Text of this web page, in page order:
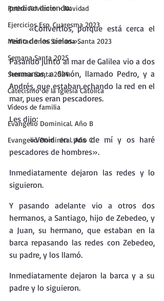
Retiro Adviento - Navidad
Ejercicios Esp. Cuaresma 2023
Meditaciones Semana Santa 2023
Semana Santa 2025
Semana Santa 2024
Catecismo de la Iglesia Católica
Vídeos de familia
Evangelio Dominical. Año B
Evangelio Dominical. Año C
predicar diciendo:
«Convertíos, porque está cerca el
reino de los cielos».
Pasando junto al mar de Galilea vio a dos
hermanos, a Simón, llamado Pedro, y a
Andrés, que estaban echando la red en el
mar, pues eran pescadores.
Les dijo:
«Venid en pos de mí y os haré
pescadores de hombres».
Inmediatamente dejaron las redes y lo
siguieron.
Y pasando adelante vio a otros dos
hermanos, a Santiago, hijo de Zebedeo, y
a Juan, su hermano, que estaban en la
barca repasando las redes con Zebedeo,
su padre, y los llamó.
Inmediatamente dejaron la barca y a su
padre y lo siguieron.